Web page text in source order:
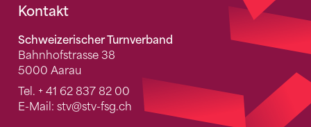
Fusszeile
Kontakt
Schweizerischer Turnverband
Bahnhofstrasse 38
5000 Aarau
Tel. + 41 62 837 82 00
E-Mail: stv@stv-fsg.ch